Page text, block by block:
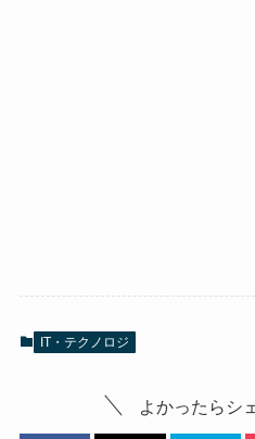
IT・テクノロジ
よかったらシ